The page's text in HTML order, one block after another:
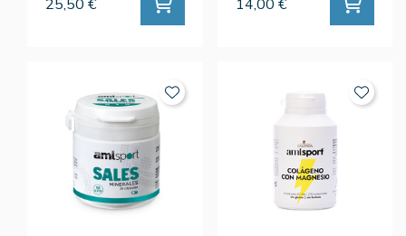
25,50 € 14,00 €